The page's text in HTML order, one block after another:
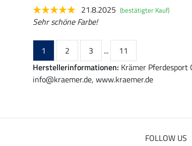
21.8.2025 (bestätigter Kauf)
Sehr schöne Farbe!
1 2 3 ...
11
Herstellerinformationen: Krämer Pferdesport
info@kraemer.de, www.kraemer.de
FOLLOW US